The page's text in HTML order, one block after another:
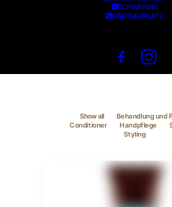
SCHWABING
GÄRTNERPLATZ
PRODUCTS
Show all
Behandlung und
Conditioner
Handpflege
Styling